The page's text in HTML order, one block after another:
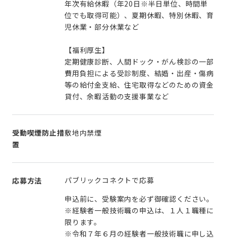
年次有給休暇（年20日※半日単位、時間単
位でも取得可能）、夏期休暇、特別休暇、育
児休業・部分休業など
【福利厚生】
定期健康診断、人間ドック・がん検診の一部
費用負担による受診制度、結婚・出産・傷病
等の給付金支給、住宅取得などのための資金
貸付、余暇活動の支援事業など
受動喫煙防止措
置
敷地内禁煙
応募方法
パブリックコネクトで応募
申込前に、受験案内を必ず御確認ください。
※経験者一般技術職の申込は、１人１職種に
限ります。
※令和７年６月の経験者一般技術職に申し込